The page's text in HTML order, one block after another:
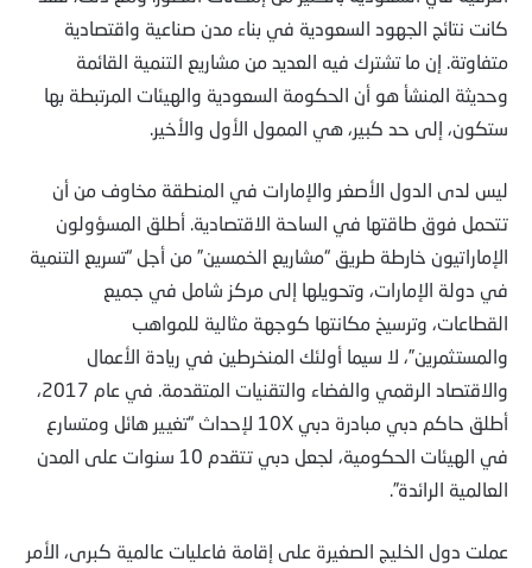
كانت نتائج الجهود السعودية في بناء مدن صناعية واقتصادية
متفاوتة. إن ما تشترك فيه العديد من مشاريع التنمية القائمة
وحديثة المنشأ هو أن الحكومة السعودية والهيئات المرتبطة بها
ستكون، إلى حد كبير، هي الممول الأول والأخير.
ليس لدى الدول الأصغر والإمارات في المنطقة مخاوف من أن
تتحمل فوق طاقتها في الساحة الاقتصادية. أطلق المسؤولون
الإماراتيون خارطة طريق “مشاريع الخمسين” من أجل “تسريع التنمية
في دولة الإمارات، وتحويلها إلى مركز شامل في جميع
القطاعات، وترسيخ مكانتها كوجهة مثالية للمواهب
والمستثمرين”، لا سيما أولئك المنخرطين في ريادة الأعمال
والاقتصاد الرقمي والفضاء والتقنيات المتقدمة. في عام 2017،
أطلق حاكم دبي مبادرة دبي 10X لإحداث “تغيير هائل ومتسارع
في الهيئات الحكومية، لجعل دبي تتقدم 10 سنوات على المدن
العالمية الرائدة”.
عملت دول الخليج الصغيرة على إقامة فاعليات عالمية كبرى، الأمر